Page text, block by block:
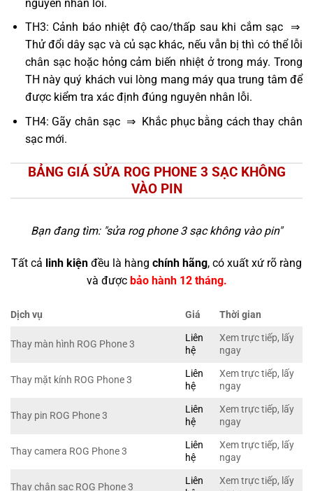
nguyên nhân lỗi.
TH3: Cảnh báo nhiệt độ cao/thấp sau khi cắm sạc ⇒
Thử đổi dây sạc và củ sạc khác, nếu vẫn bị thì có thể lỗi
chân sạc hoặc hỏng cảm biến nhiệt ở trong máy. Trong
TH này quý khách vui lòng mang máy qua trung tâm để
được kiểm tra xác định đúng nguyên nhân lỗi.
TH4: Gãy chân sạc ⇒ Khắc phục bằng cách thay chân
sạc mới.
BẢNG GIÁ SỬA ROG PHONE 3 SẠC KHÔNG
VÀO PIN
Bạn đang tìm: "sửa rog phone 3 sạc không vào pin"
Tất cả linh kiện đều là hàng chính hãng, có xuất xứ rõ ràng
và được bảo hành 12 tháng.
Dịch vụ Giá Thời gian
Thay màn hình ROG Phone 3
Liên
hệ
Xem trực tiếp, lấy
ngay
Thay mặt kính ROG Phone 3
Liên
hệ
Xem trực tiếp, lấy
ngay
Thay pin ROG Phone 3
Liên
hệ
Xem trực tiếp, lấy
ngay
Thay camera ROG Phone 3
Liên
hệ
Xem trực tiếp, lấy
ngay
Thay chân sạc ROG Phone 3
Liên
Xem trực tiếp, lấy